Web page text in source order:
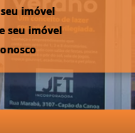
imóvel
seu imóvel